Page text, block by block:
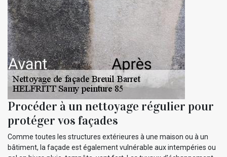
Procéder à un nettoyage régulier pour
protéger vos façades
Comme toutes les structures extérieures à une maison ou à un
bâtiment, la façade est également vulnérable aux intempéries ou